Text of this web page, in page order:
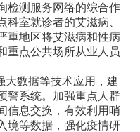
检测服务网络的综合作
科室就诊者的艾滋病、
重地区将艾滋病和性病
重点公共场所从业人员
大数据等技术应用，建
警系统。加强重点人群
信息交换，有效利用哨
境等数据，强化疫情研